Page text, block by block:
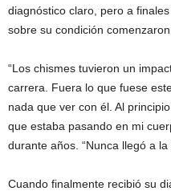
diagnóstico claro, pero a
sobre su condición
“Los chismes tuvieron un
carrera. Fuera lo que fuese
nada que ver con él. Al
que estaba pasando en mi
durante años. “Nunca llegó a
Cuando finalmente recibió su